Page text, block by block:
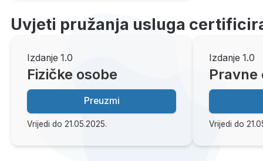
Uvjeti pružanja usluga
Izdanje 1.0
Fizičke osobe
Preuzmi
Vrijedi do 21.05.2025.
Izdanje 1.0
Pravne
Vrijedi do